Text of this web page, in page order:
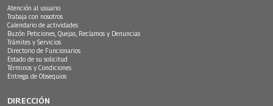
Atención al usuario
Trabaja con nosotros
Calendario de actividades
Buzón Peticiones, Quejas, Reclamos y Denuncias
Trámites y Servicios
Directorio de Funcionarios
Estado de su solicitud
Términos y Condiciones
Entrega de Obsequios
DIRECCIÓN